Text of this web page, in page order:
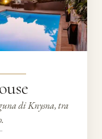
di Knysna, tra